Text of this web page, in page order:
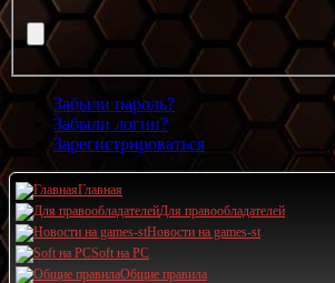
Забыли пароль?
Забыли логин?
Зарегистрироваться
Главная
Для правообладателей
Новости на games-st
Soft на PC
Общие правила